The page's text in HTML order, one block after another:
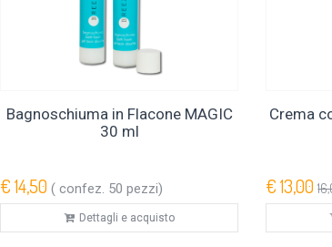
Bagnoschiuma in Flacone MAGIC
30 ml
€ 14,50 ( confez. 50 pezzi)
Dettagli e acquisto
Crema
€ 13,00